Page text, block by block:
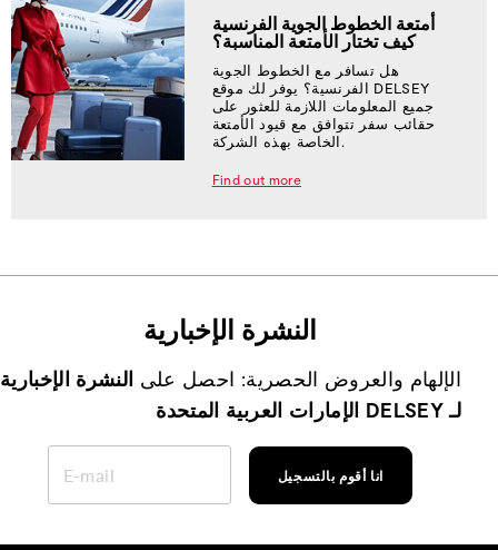
أمتعة الخطوط الجوية الفرنسية
كيف تختار الأمتعة المناسبة؟
هل تسافر مع الخطوط الجوية
الفرنسية؟ يوفر لك موقع DELSEY
جميع المعلومات اللازمة للعثور على
حقائب سفر تتوافق مع قيود الأمتعة
الخاصة بهذه الشركة.
Find out more
النشرة الإخبارية
الإلهام والعروض الحصرية: احصل على النشرة الإخبارية
لـ DELSEY الإمارات العربية المتحدة
انا أقوم بالتسجيل